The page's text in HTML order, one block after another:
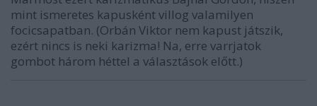
mint ismeretes kapusként villog valamilyen
focicsapatban. (Orbán Viktor nem kapust játszik,
ezért nincs is neki karizma! Na, erre varrjatok
gombot három héttel a választások előtt.)